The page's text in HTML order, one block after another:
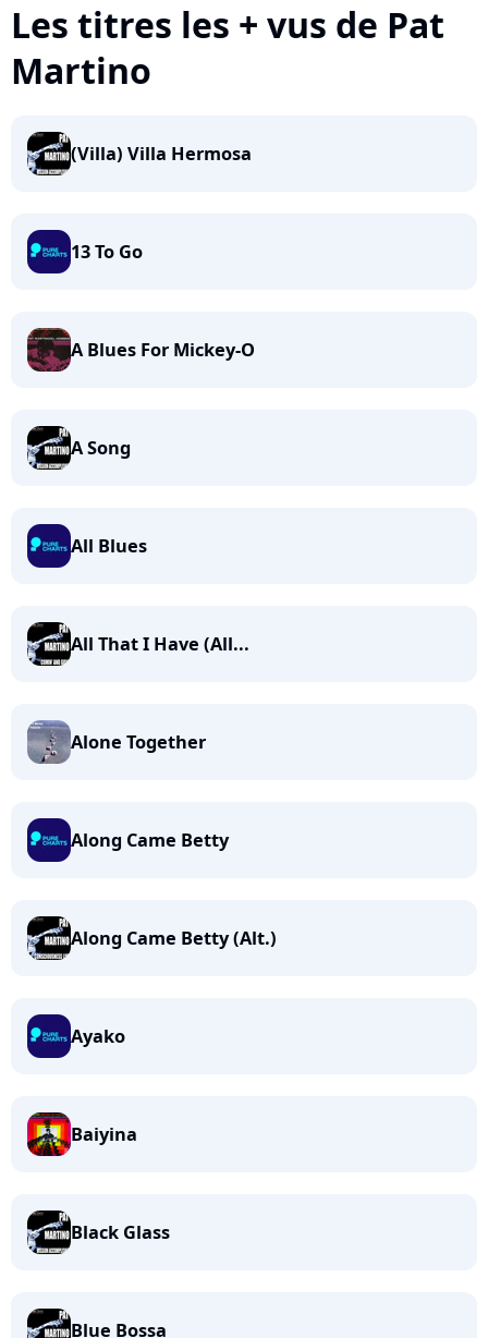
Les titres les + vus de Pat
Martino
(Villa) Villa Hermosa
13 To Go
A Blues For Mickey-O
A Song
All Blues
All That I Have (All...
Alone Together
Along Came Betty
Along Came Betty (Alt.)
Ayako
Baiyina
Black Glass
Blue Bossa